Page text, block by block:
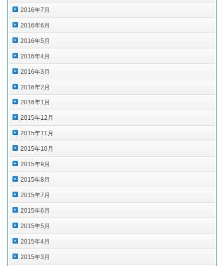
2016年7月
2016年6月
2016年5月
2016年4月
2016年3月
2016年2月
2016年1月
2015年12月
2015年11月
2015年10月
2015年9月
2015年8月
2015年7月
2015年6月
2015年5月
2015年4月
2015年3月